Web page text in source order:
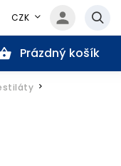
CZK
Prázdný košík
/